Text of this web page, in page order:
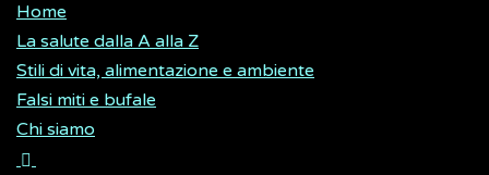
Home
La salute dalla A alla Z
Stili di vita, alimentazione e ambiente
Falsi miti e bufale
Chi siamo